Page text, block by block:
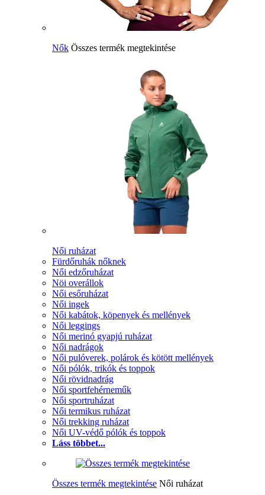
Nők Összes termék megtekintése
Női ruházat
Fürdőruhák nőknek
Női edzőruházat
Nöi overállok
Női esőruházat
Női ingek
Női kabátok, köpenyek és mellények
Női leggings
Női merinó gyapjú ruházat
Női nadrágok
Női pulóverek, polárok és kötött mellények
Női pólók, trikók és toppok
Női rövidnadrág
Női sportfehérneműk
Női sportruházat
Női termikus ruházat
Női trekking ruházat
Női UV-védő pólók és toppok
Láss többet...
Összes termék megtekintése Női ruházat